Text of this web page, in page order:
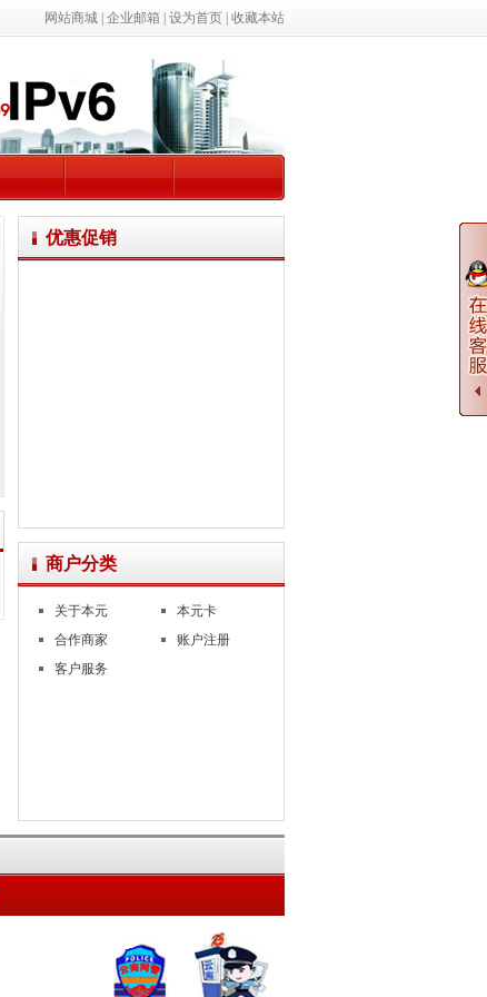
网站商城 企业邮箱 设为首页 收藏本站
优惠促销
商户分类
关于本元
本元卡
合作商家
账户注册
客户服务